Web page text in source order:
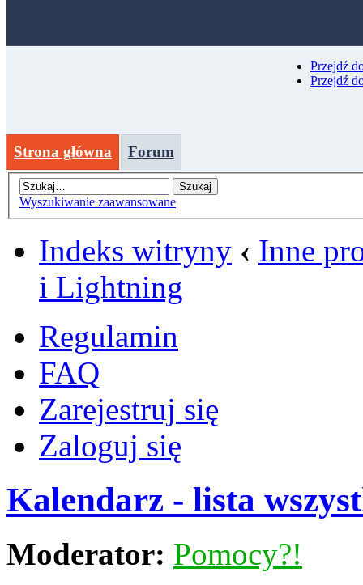
Przejdź
Przejdź
Strona główna Forum
Wyszukiwanie zaawansowane
Indeks witryny ‹ Inne
i Lightning
Regulamin
FAQ
Zarejestruj się
Zaloguj się
Kalendarz - lista
Moderator: Pomocy?!